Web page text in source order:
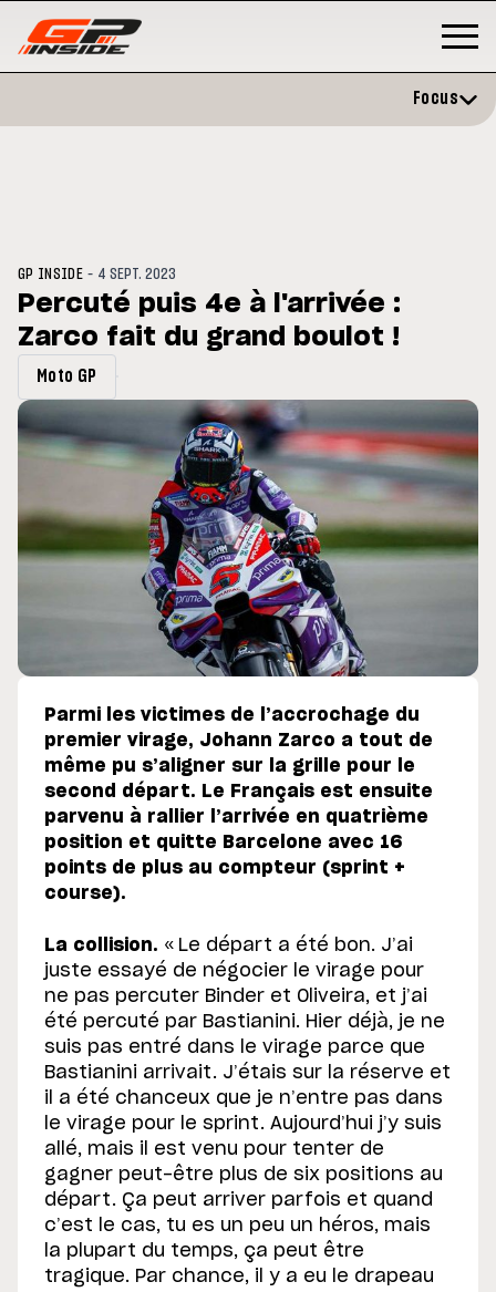
en septembre
MOTOGP/ MOTO GP
Focus
GP INSIDE - 4 SEPT. 2023
Percuté puis 4e à l'arrivée :
Zarco fait du grand boulot !
Moto GP
Parmi les victimes de l’accrochage du
premier virage, Johann Zarco a tout de
même pu s’aligner sur la grille pour le
second départ. Le Français est ensuite
parvenu à rallier l’arrivée en quatrième
position et quitte Barcelone avec 16
points de plus au compteur (sprint +
course).
La collision. « Le départ a été bon. J’ai
juste essayé de négocier le virage pour
ne pas percuter Binder et Oliveira, et j’ai
été percuté par Bastianini. Hier déjà, je ne
suis pas entré dans le virage parce que
Bastianini arrivait. J’étais sur la réserve et
il a été chanceux que je n’entre pas dans
le virage pour le sprint. Aujourd’hui j’y suis
allé, mais il est venu pour tenter de
gagner peut-être plus de six positions au
départ. Ça peut arriver parfois et quand
c’est le cas, tu es un peu un héros, mais
la plupart du temps, ça peut être
tragique. Par chance, il y a eu le drapeau